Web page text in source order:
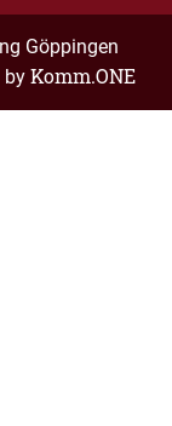
Göppingen
by Komm.ONE